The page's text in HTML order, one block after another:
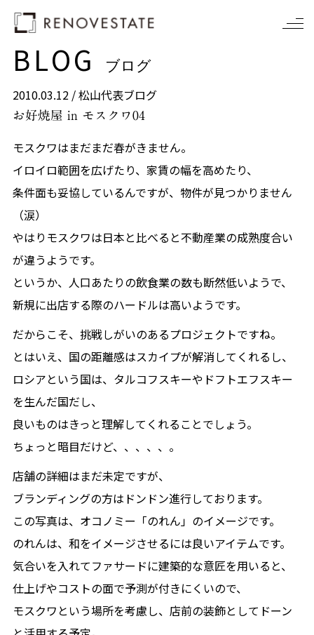
BLOG ブログ
2010.03.12 /松山代表ブログ
お好焼屋 in モスクワ04
モスクワはまだまだ春がきません。
イロイロ範囲を広げたり、家賃の幅を高めたり、
条件面も妥協しているんですが、物件が見つかりません
（涙）
やはりモスクワは日本と比べると不動産業の成熟度合い
が違うようです。
というか、人口あたりの飲食業の数も断然低いようで、
新規に出店する際のハードルは高いようです。
だからこそ、挑戦しがいのあるプロジェクトですね。
とはいえ、国の距離感はスカイプが解消してくれるし、
ロシアという国は、タルコフスキーやドフトエフスキー
を生んだ国だし、
良いものはきっと理解してくれることでしょう。
ちょっと暗目だけど、、、、、。
店舗の詳細はまだ未定ですが、
ブランディングの方はドンドン進行しております。
この写真は、オコノミー「のれん」のイメージです。
のれんは、和をイメージさせるには良いアイテムです。
気合いを入れてファサードに建築的な意匠を用いると、
仕上げやコストの面で予測が付きにくいので、
モスクワという場所を考慮し、店前の装飾としてドーン